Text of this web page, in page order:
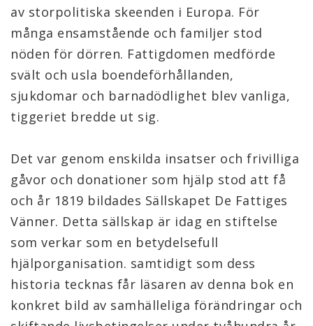
av storpolitiska skeenden i Europa. För
många ensamstående och familjer stod
nöden för dörren. Fattigdomen medförde
svält och usla boendeförhållanden,
sjukdomar och barnadödlighet blev vanliga,
tiggeriet bredde ut sig.
Det var genom enskilda insatser och frivilliga
gåvor och donationer som hjälp stod att få
och år 1819 bildades Sällskapet De Fattiges
Vänner. Detta sällskap är idag en stiftelse
som verkar som en betydelsefull
hjälporganisation. samtidigt som dess
historia tecknas får läsaren av denna bok en
konkret bild av samhälleliga förändringar och